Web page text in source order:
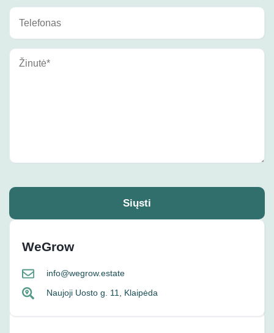
Siųsti
WeGrow
info@wegrow.estate
Naujoji Uosto g. 11, Klaipėda